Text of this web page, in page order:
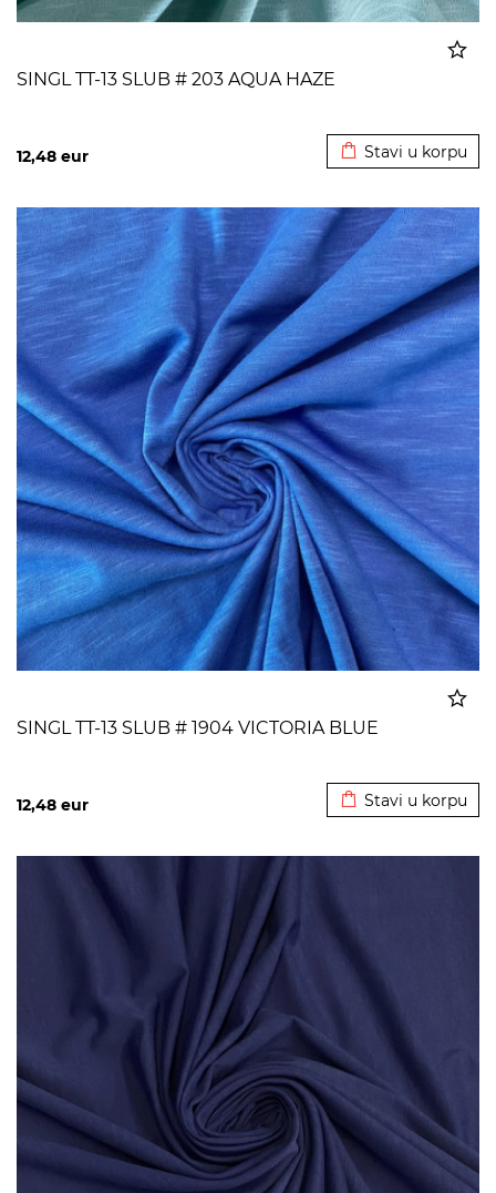
SINGL TT-13 SLUB # 203 AQUA HAZE
12,48 eur Stavi u korpu
SINGL TT-13 SLUB # 1904 VICTORIA BLUE
12,48 eur Stavi u korpu